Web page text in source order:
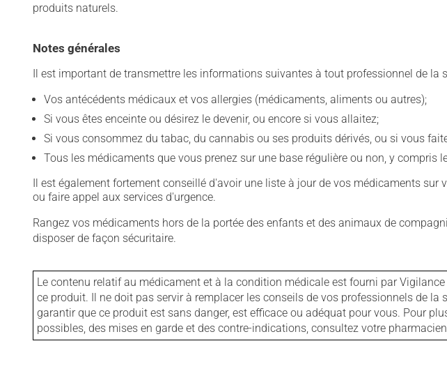
produits naturels.
Notes générales
Il est important de transmettre les informations suivantes à tout professionnel de la
Vos antécédents médicaux et vos allergies (médicaments, aliments ou autres);
Si vous êtes enceinte ou désirez le devenir, ou encore si vous allaitez;
Si vous consommez du tabac, du cannabis ou ses produits dérivés, ou si vous
Tous les médicaments que vous prenez sur une base régulière ou non, y
Il est également fortement conseillé d'avoir une liste à jour de vos médicaments
ou faire appel aux services d'urgence.
Rangez vos médicaments hors de la portée des enfants et des animaux de
disposer de façon sécuritaire.
Le contenu relatif au médicament et à la condition médicale est fourni par
ce produit. Il ne doit pas servir à remplacer les conseils de vos professionnels de
garantir que ce produit est sans danger, est efficace ou adéquat pour vous. Pour
possibles, des mises en garde et des contre-indications, consultez votre